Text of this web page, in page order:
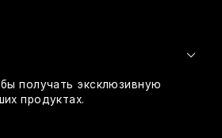
получать эксклюзивную
продуктах.